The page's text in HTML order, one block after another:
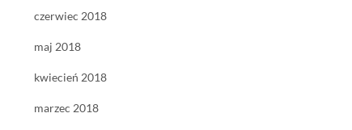
czerwiec 2018
maj 2018
kwiecień 2018
marzec 2018